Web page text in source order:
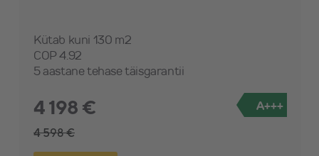
Kütab kuni 130 m2
COP 4.92
5 aastane tehase täisgarantii
4 198 €
4 598 €
A+++